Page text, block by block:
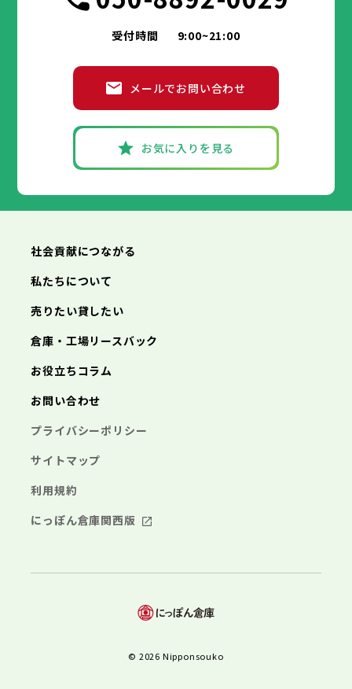
受付時間 9:00~21:00
メールでお問い合わせ
お気に入りを見る
社会貢献につながる
私たちについて
売りたい貸したい
倉庫・工場リースバック
お役立ちコラム
お問い合わせ
プライバシーポリシー
サイトマップ
利用規約
にっぽん倉庫関西版
© 2026 Nipponsouko